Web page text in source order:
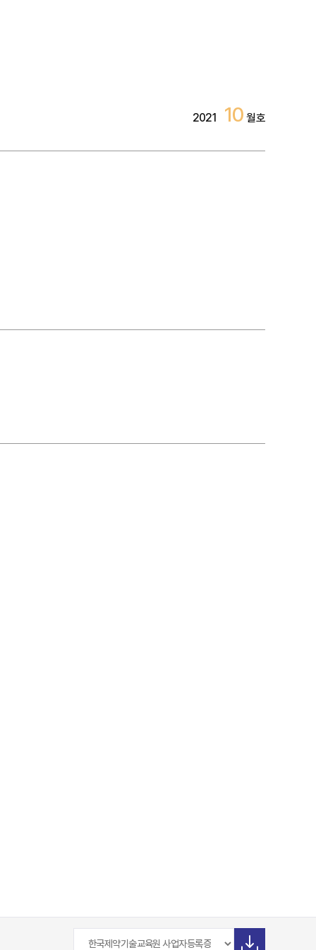
2021 10 월호